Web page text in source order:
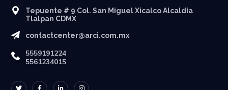
Tepuente # 9 Col. San Miguel Xicalco Alcaldía
Tlalpan CDMX
contactcenter@arci.com.mx
5559191224
5561234015